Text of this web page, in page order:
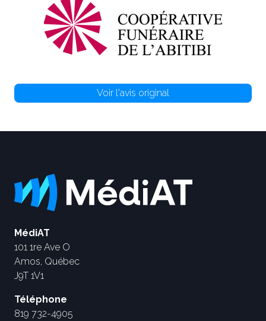
Voir l'avis original
MédiAT
101 1re Ave O
Amos, Québec
J9T 1V1
Téléphone
819 732-4905